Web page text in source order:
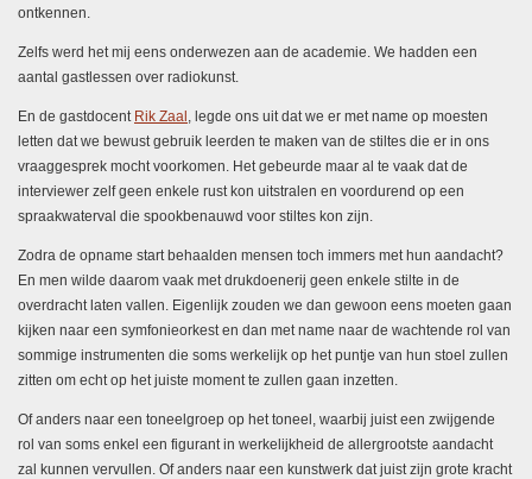
ontkennen.
Zelfs werd het mij eens onderwezen aan de academie. We hadden een
aantal gastlessen over radiokunst.
En de gastdocent Rik Zaal , legde ons uit dat we er met name op moesten
letten dat we bewust gebruik leerden te maken van de stiltes die er in ons
vraaggesprek mocht voorkomen. Het gebeurde maar al te vaak dat de
interviewer zelf geen enkele rust kon uitstralen en voordurend op een
spraakwaterval die spookbenauwd voor stiltes kon zijn.
Zodra de opname start behaalden mensen toch immers met hun aandacht?
En men wilde daarom vaak met drukdoenerij geen enkele stilte in de
overdracht laten vallen. Eigenlijk zouden we dan gewoon eens moeten gaan
kijken naar een symfonieorkest en dan met name naar de wachtende rol van
sommige instrumenten die soms werkelijk op het puntje van hun stoel zullen
zitten om echt op het juiste moment te zullen gaan inzetten.
Of anders naar een toneelgroep op het toneel, waarbij juist een zwijgende
rol van soms enkel een figurant in werkelijkheid de allergrootste aandacht
zal kunnen vervullen. Of anders naar een kunstwerk dat juist zijn grote kracht